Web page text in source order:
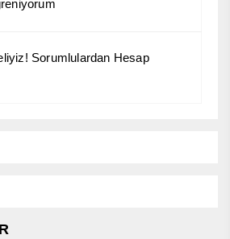
Sorumlulardan Hesap